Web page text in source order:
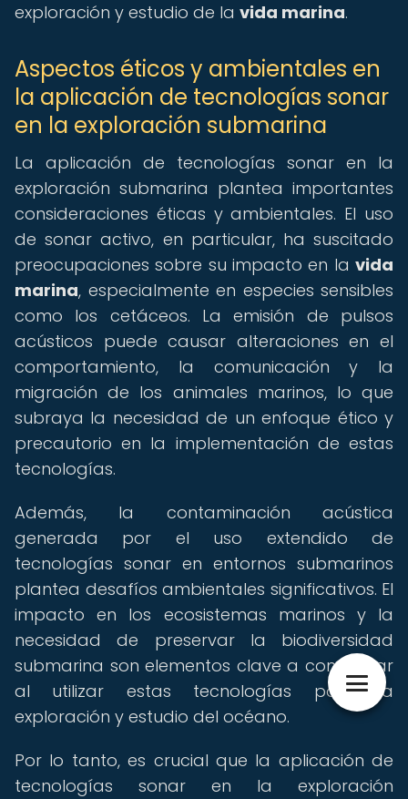
exploración y estudio de la vida marina.
Aspectos éticos y ambientales en
la aplicación de tecnologías sonar
en la exploración submarina
La aplicación de tecnologías sonar en la
exploración submarina plantea importantes
consideraciones éticas y ambientales. El uso
de sonar activo, en particular, ha suscitado
preocupaciones sobre su impacto en la vida
marina, especialmente en especies sensibles
como los cetáceos. La emisión de pulsos
acústicos puede causar alteraciones en el
comportamiento, la comunicación y la
migración de los animales marinos, lo que
subraya la necesidad de un enfoque ético y
precautorio en la implementación de estas
tecnologías.
Además, la contaminación acústica
generada por el uso extendido de
tecnologías sonar en entornos submarinos
plantea desafíos ambientales significativos. El
impacto en los ecosistemas marinos y la
necesidad de preservar la biodiversidad
submarina son elementos clave a considerar
al utilizar estas tecnologías para la
exploración y estudio del océano.
Por lo tanto, es crucial que la aplicación de
tecnologías sonar en la exploración